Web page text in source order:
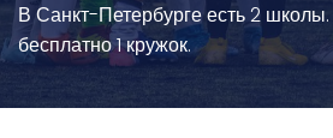
В Санкт-Петербурге есть 2
бесплатно 1 кружок.